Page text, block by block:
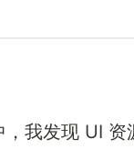
我发现 UI 资